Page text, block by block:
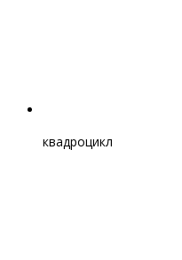
квадроцикл